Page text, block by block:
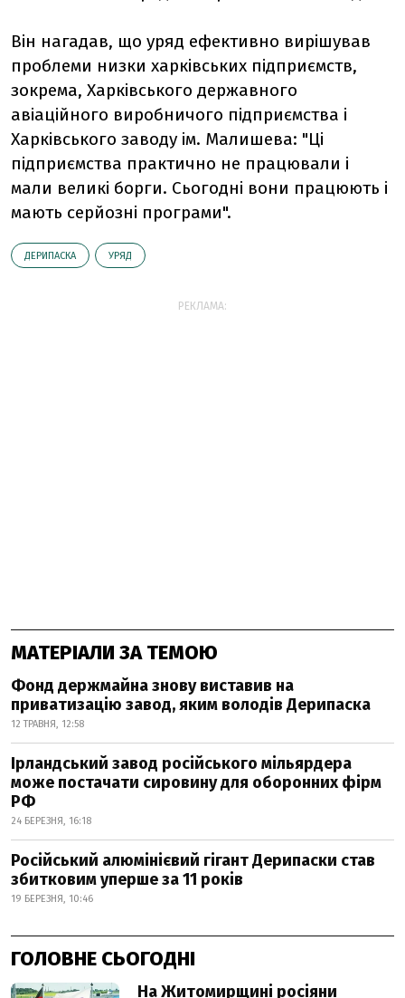
Він нагадав, що уряд ефективно вирішував
проблеми низки харківських підприємств,
зокрема, Харківського державного
авіаційного виробничого підприємства і
Харківського заводу ім. Малишева: "Ці
підприємства практично не працювали і
мали великі борги. Сьогодні вони працюють і
мають серйозні програми".
ДЕРИПАСКА УРЯД
РЕКЛАМА:
МАТЕРІАЛИ ЗА ТЕМОЮ
Фонд держмайна знову виставив на
приватизацію завод, яким володів Дерипаска
12 ТРАВНЯ, 12:58
Ірландський завод російського мільярдера
може постачати сировину для оборонних фірм
РФ
24 БЕРЕЗНЯ, 16:18
Російський алюмінієвий гігант Дерипаски став
збитковим уперше за 11 років
19 БЕРЕЗНЯ, 10:46
ГОЛОВНЕ СЬОГОДНІ
На Житомирщині росіяни